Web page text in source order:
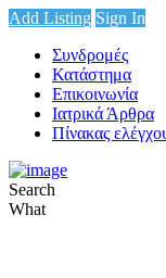
Add Listing Sign In
Συνδρομές
Κατάστημα
Επικοινωνία
Ιατρικά Άρθρα
Πίνακας
Search
What